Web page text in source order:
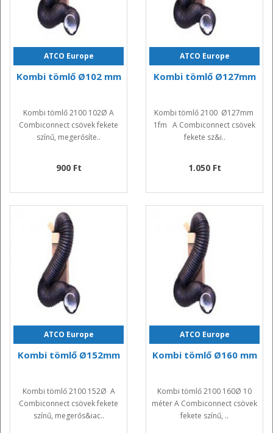
ATCO Europe
Kombi tömlő Ø102 mm
Kombi tömlő 2100 102Ø A
Combiconnect csövek fekete
színű, megerősíte..
900 Ft
ATCO Europe
Kombi tömlő Ø127mm
Kombi tömlő 2100 Ø127mm
1fm A Combiconnect csövek
fekete sz&i..
1.050 Ft
ATCO Europe
Kombi tömlő Ø152mm
Kombi tömlő 2100 152Ø A
Combiconnect csövek fekete
színű, megerős&iac..
ATCO Europe
Kombi tömlő Ø160 mm
Kombi tömlő 2100 160Ø 10
méter A Combiconnect csövek
fekete színű, ..